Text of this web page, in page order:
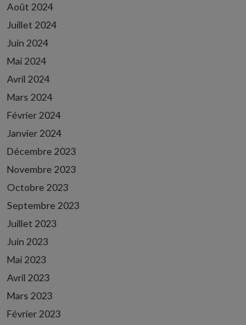
Août 2024
Juillet 2024
Juin 2024
Mai 2024
Avril 2024
Mars 2024
Février 2024
Janvier 2024
Décembre 2023
Novembre 2023
Octobre 2023
Septembre 2023
Juillet 2023
Juin 2023
Mai 2023
Avril 2023
Mars 2023
Février 2023